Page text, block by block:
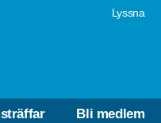
Lyssna
Bli medlem